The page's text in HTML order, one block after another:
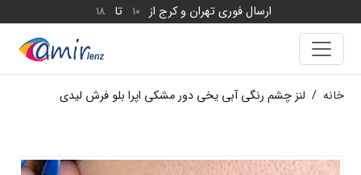
ارسال فوری تهران و کرج از 10 تا 18
خانه / لنز چشم رنگی آبی یخی دور مشکی اپرا بلو فرش لیدی